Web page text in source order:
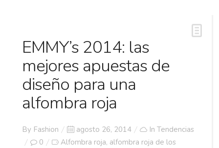
EMMY’s 2014: las
mejores apuestas de
diseño para una
alfombra roja
By Fashion
Posted
on
agosto 26, 2014 In Tendencias
0
Alfombra roja, alfombra roja de los